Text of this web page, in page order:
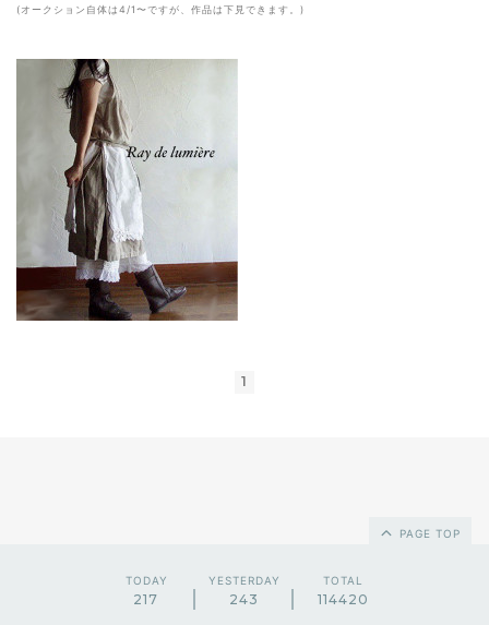
(オークション自体は4/1〜ですが、作品は下見できます。)
1
PAGE TOP
TODAY
217
YESTERDAY
243
TOTAL
114420